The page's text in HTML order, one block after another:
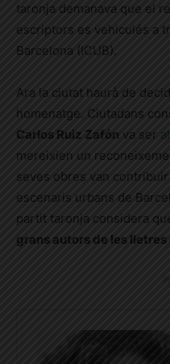
taronja demanava que el
escriptors es vehiculés a
Barcelona (ICUB).
Ara la ciutat haurà de
homenatge. Ciutadans
Carlos Ruiz Zafón va ser
mereixien un
seves obres van
escenaris urbans de
partit taronja considera
grans autors de les